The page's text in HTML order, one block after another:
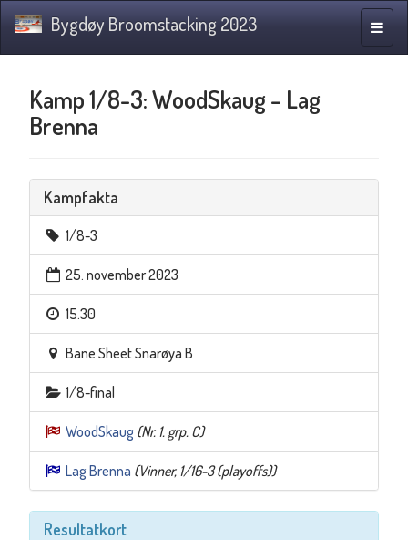
Bygdøy Broomstacking 2023
Kamp 1/8-3: WoodSkaug – Lag
Brenna
Kampfakta
1/8-3
25. november 2023
15.30
Bane Sheet Snarøya B
1/8-final
WoodSkaug (Nr. 1. grp. C)
Lag Brenna (Vinner, 1/16-3 (playoffs))
Resultatkort